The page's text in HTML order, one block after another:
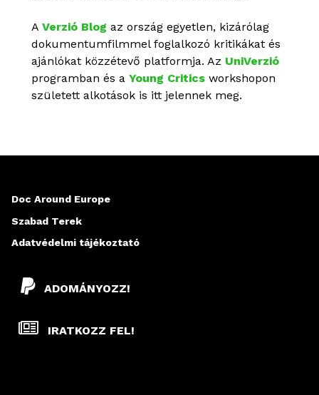
A Verzió Blog az ország egyetlen, kizárólag
dokumentumfilmmel foglalkozó kritikákat és
ajánlókat közzétevő platformja. Az UniVerzió
programban és a Young Critics workshopon
született alkotások is itt jelennek meg.
ADOMÁNYOZZ!
IRATKOZZ FEL!
Doc Around Europe
Szabad Terek
Adatvédelmi tájékoztató